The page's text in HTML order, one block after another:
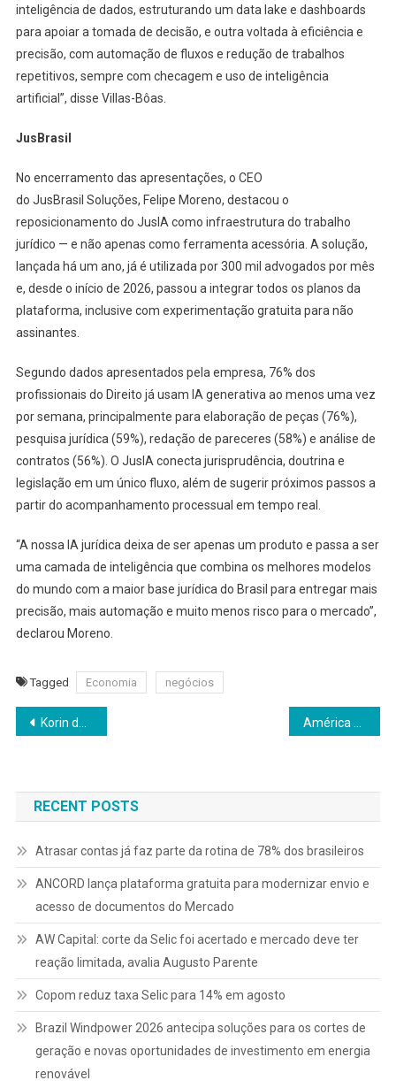
inteligência de dados, estruturando um data lake e dashboards
para apoiar a tomada de decisão, e outra voltada à eficiência e
precisão, com automação de fluxos e redução de trabalhos
repetitivos, sempre com checagem e uso de inteligência
artificial”, disse Villas-Bôas.
JusBrasil
No encerramento das apresentações, o CEO
do JusBrasil Soluções, Felipe Moreno, destacou o
reposicionamento do JusIA como infraestrutura do trabalho
jurídico — e não apenas como ferramenta acessória. A solução,
lançada há um ano, já é utilizada por 300 mil advogados por mês
e, desde o início de 2026, passou a integrar todos os planos da
plataforma, inclusive com experimentação gratuita para não
assinantes.
Segundo dados apresentados pela empresa, 76% dos
profissionais do Direito já usam IA generativa ao menos uma vez
por semana, principalmente para elaboração de peças (76%),
pesquisa jurídica (59%), redação de pareceres (58%) e análise de
contratos (56%). O JusIA conecta jurisprudência, doutrina e
legislação em um único fluxo, além de sugerir próximos passos a
partir do acompanhamento processual em tempo real.
“A nossa IA jurídica deixa de ser apenas um produto e passa a ser
uma camada de inteligência que combina os melhores modelos
do mundo com a maior base jurídica do Brasil para entregar mais
precisão, mais automação e muito menos risco para o mercado”,
declarou Moreno.
Tagged Economia negócios
Navegação
Post
Korin destaca papel da biologia do solo para aumentar a resiliência das lavouras durante a Hortitec 2026 América Latina produz a audiência mais ativa do planeta
RECENT POSTS
Atrasar contas já faz parte da rotina de 78% dos brasileiros
ANCORD lança plataforma gratuita para modernizar envio e
acesso de documentos do Mercado
AW Capital: corte da Selic foi acertado e mercado deve ter
reação limitada, avalia Augusto Parente
Copom reduz taxa Selic para 14% em agosto
Brazil Windpower 2026 antecipa soluções para os cortes de
geração e novas oportunidades de investimento em energia
renovável